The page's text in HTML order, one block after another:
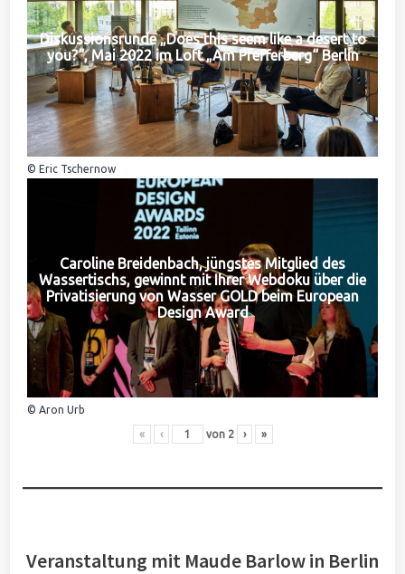
Diskussionsrunde „Does this seem like a desert to
you?“, Mai 2022 im Loft „Am Pfefferberg“ Berlin
© Eric Tschernow
Caroline Breidenbach, jüngstes Mitglied des
Wassertischs, gewinnt mit Ihrer Webdoku über die
Privatisierung von Wasser GOLD beim European
Design Award
© Aron Urb
« ‹ von 2 › »
Veranstaltung mit Maude Barlow in Berlin